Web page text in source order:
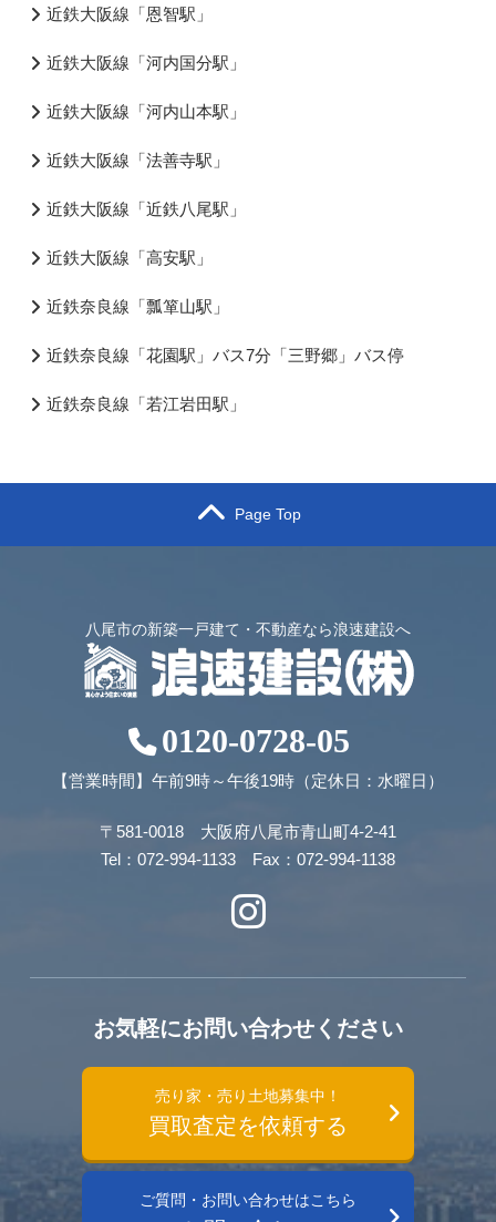
近鉄大阪線「恩智駅」
近鉄大阪線「河内国分駅」
近鉄大阪線「河内山本駅」
近鉄大阪線「法善寺駅」
近鉄大阪線「近鉄八尾駅」
近鉄大阪線「高安駅」
近鉄奈良線「瓢箪山駅」
近鉄奈良線「花園駅」バス7分「三野郷」バス停
近鉄奈良線「若江岩田駅」
Page Top
八尾市の新築一戸建て・不動産なら浪速建設へ
0120-0728-05
【営業時間】午前9時～午後19時（定休日：水曜日）
〒581-0018 大阪府八尾市青山町4-2-41
Tel：072-994-1133 Fax：072-994-1138
お気軽にお問い合わせください
売り家・売り土地募集中！
買取査定を依頼する
ご質問・お問い合わせはこちら